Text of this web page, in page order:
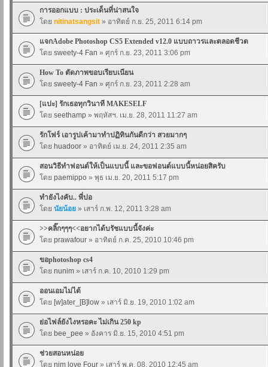
การออกแบบ : ประเด็นที่น่าสนใจ
โดย nitinatsangsit » อาทิตย์ ก.ย. 25, 2011 6:14 pm
แจกAdobe Photoshop CS5 Extended v12.0 แบบถาวรและตลอดชีวต
โดย sweety-4 Fan » ศุกร์ ก.ย. 23, 2011 3:06 pm
How To ตัดภาพขอบเรียบเนียน
โดย sweety-4 Fan » ศุกร์ ก.ย. 23, 2011 2:28 am
[แปะ] รักเธอทุกวินาที MAKESELF
โดย seethamp » พฤหัสฯ. เม.ย. 28, 2011 11:27 am
รักโฟร์ เอารูปเค้ามาทำปฏิทินกันดีกว่า สวยมากๆ
โดย huadoor » อาทิตย์ เม.ย. 24, 2011 2:35 am
สอนวิธีทำฟอนต์ให้เป็นแบบนี้ และขอฟอนต์แบบนี้หน่อยสิครับ
โดย paemippo » พุธ เม.ย. 20, 2011 5:17 pm
ทำยังไงคับ.. พี่ปอ
โดย นัยน้อย » เสาร์ ก.พ. 12, 2011 3:28 am
>>คลิ๊กๆๆๆ<<อยากได้บรัชแบบนี้จังค่ะ
โดย prawafour » อาทิตย์ ก.ค. 25, 2010 10:46 pm
ขอphotoshop cs4
โดย nunim » เสาร์ ก.ค. 10, 2010 1:29 pm
ออนเอมไม่ได้
โดย [w]ater_[B]low » เสาร์ มิ.ย. 19, 2010 1:02 am
ย่อไฟล์ยังไงหรอคะ ไม่เกิน 250 kp
โดย bee_pee » อังคาร มิ.ย. 15, 2010 4:51 pm
ช่วยสอนหน่อย
โดย nim love Four » เสาร์ พ.ค. 08, 2010 12:45 am